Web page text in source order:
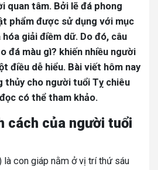
quan tâm. Bởi lẽ đá phong
phẩm được sử dụng với mục
giải điềm dữ. Do đó, câu
đá màu gì? khiến nhiều người
điều dễ hiểu. Bài viết hôm nay
thủy cho người tuổi Tỵ chiêu
có thể tham khảo.
cách của người tuổi
là con giáp nằm ở vị trí thứ sáu